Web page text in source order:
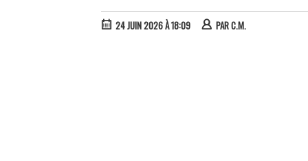
24 JUIN 2026 À 18:09 PARC.M.